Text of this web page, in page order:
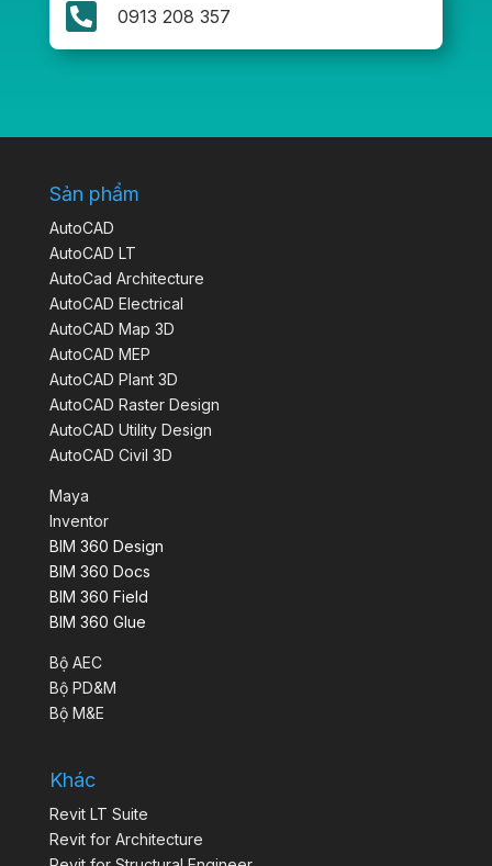
 0913 208 357
Sản phẩm
AutoCAD
AutoCAD LT
AutoCad Architecture
AutoCAD Electrical
AutoCAD Map 3D
AutoCAD MEP
AutoCAD Plant 3D
AutoCAD Raster Design
AutoCAD Utility Design
AutoCAD Civil 3D
Maya
Inventor
BIM 360 Design
BIM 360 Docs
BIM 360 Field
BIM 360 Glue
Bộ AEC
Bộ PD&M
Bộ M&E
Khác
Revit LT Suite
Revit for Architecture